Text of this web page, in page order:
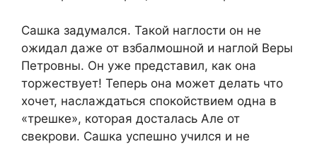
Сашка задумался. Такой наглости он не
ожидал даже от взбалмошной и наглой Веры
Петровны. Он уже представил, как она
торжествует! Теперь она может делать что
хочет, наслаждаться спокойствием одна в
«трешке», которая досталась Але от
свекрови. Сашка успешно учился и не